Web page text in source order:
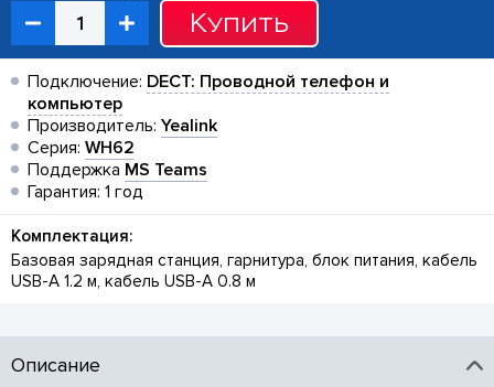
Купить
Подключение: DECT: Проводной телефон и
компьютер
Производитель: Yealink
Серия: WH62
Поддержка MS Teams
Гарантия: 1 год
Комплектация:
Базовая зарядная станция, гарнитура, блок питания, кабель
USB-A 1.2 м, кабель USB-A 0.8 м
Описание